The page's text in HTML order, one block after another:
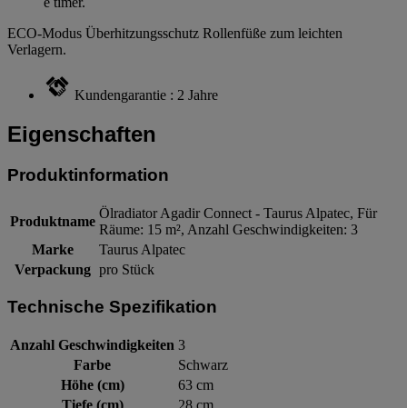
ECO-Modus Überhitzungsschutz Rollenfüße zum leichten
Verlagern.
Kundengarantie : 2 Jahre
Eigenschaften
Produktinformation
Produktname
Ölradiator Agadir Connect - Taurus Alpatec, Für
Räume: 15 m², Anzahl Geschwindigkeiten: 3
Marke
Taurus Alpatec
Verpackung pro Stück
Technische Spezifikation
Anzahl Geschwindigkeiten 3
Farbe
Schwarz
Höhe (cm)
63 cm
Tiefe (cm)
28 cm